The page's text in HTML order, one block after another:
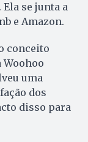
se junta a
e Amazon.
conceito
uma
dos
disso para